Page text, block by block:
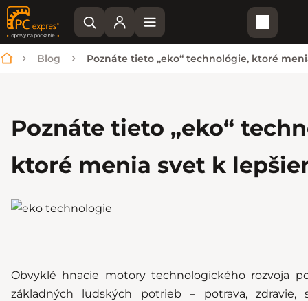
Domov
Blog Poznáte tieto „eko“ technológie, ktoré
Poznáte tieto „eko“
ktoré menia svet k
Obvyklé hnacie motory technologického rozvoja
základných ľudských potrieb – potrava, zdravie,